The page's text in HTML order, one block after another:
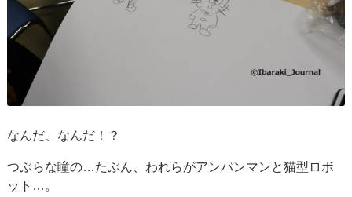
なんだ、なんだ！？
つぶらな瞳の…たぶん、われらがアンパンマンと猫型ロボ
ット…。